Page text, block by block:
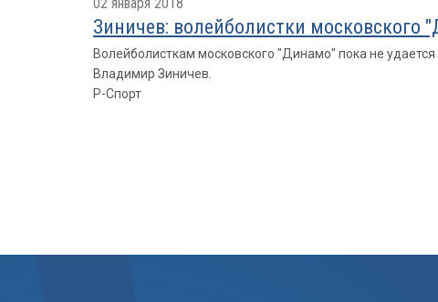
Зиничев: волейболистки московского
Волейболисткам московского "Динамо" пока не
Владимир Зиничев.
Р-Спорт